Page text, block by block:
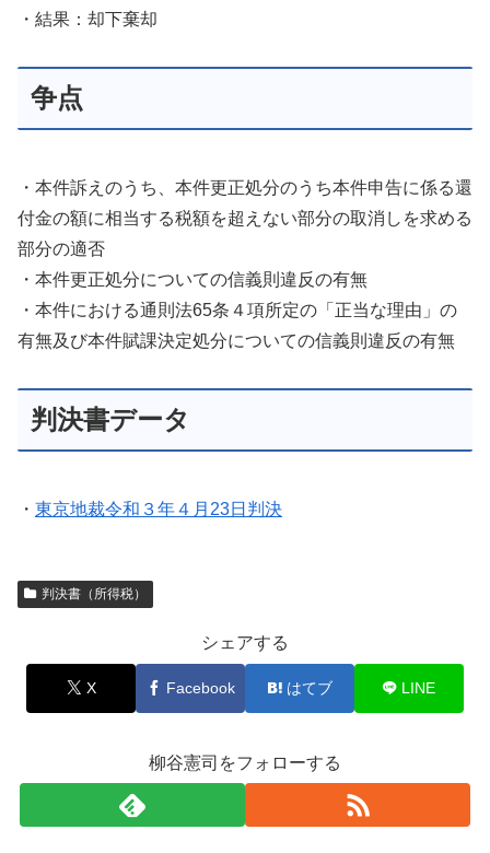
・結果：却下棄却
争点
・本件訴えのうち、本件更正処分のうち本件申告に係る還
付金の額に相当する税額を超えない部分の取消しを求める
部分の適否
・本件更正処分についての信義則違反の有無
・本件における通則法65条４項所定の「正当な理由」の
有無及び本件賦課決定処分についての信義則違反の有無
判決書データ
・ 東京地裁令和３年４月23日判決
判決書（所得税）
シェアする
X Facebook はてブ LINE
柳谷憲司をフォローする